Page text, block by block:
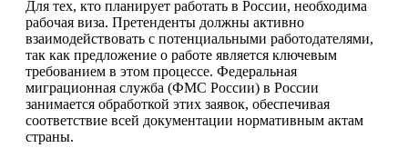
Для тех, кто планирует работать в России, необходима
рабочая виза. Претенденты должны активно
взаимодействовать с потенциальными работодателями,
так как предложение о работе является ключевым
требованием в этом процессе. Федеральная
миграционная служба (ФМС России) в России
занимается обработкой этих заявок, обеспечивая
соответствие всей документации нормативным актам
страны.